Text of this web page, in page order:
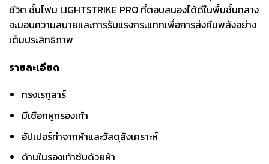
ชีวิต ชั้นโฟม LIGHTSTRIKE PRO ที่ตอบสนองได้ดีในพื้นชั้นกลาง
จะมอบความสบายและการรับแรงกระแทกเพื่อการส่งคืนพลังอย่าง
เต็มประสิทธิภาพ
รายละเอียด
ทรงเรกูลาร์
มีเชือกผูกรองเท้า
อัปเปอร์ทำจากผ้าและวัสดุสังเคราะห์
ด้านในรองเท้าซับด้วยผ้า